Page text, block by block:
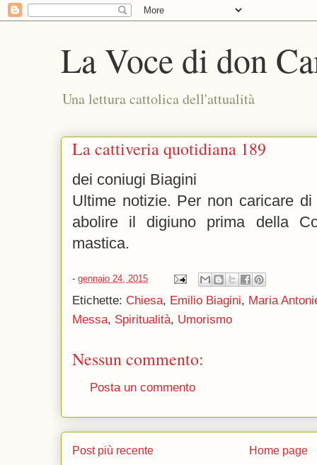
La Voce di don
Una lettura cattolica dell'attualità
La cattiveria quotidiana 189
dei coniugi Biagini
Ultime notizie. Per non caricare
abolire il digiuno prima della
mastica.
- gennaio 24, 2015
Etichette: Chiesa, Emilio Biagini, Maria
Messa, Spiritualità, Umorismo
Nessun commento:
Posta un commento
Post più recente Home page